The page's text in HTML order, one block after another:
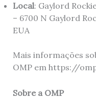
Local: Gaylord
– 6700 N Gaylord
EUA
Mais informações
OMP em https://
Sobre a OMP